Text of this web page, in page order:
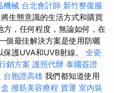
機械 台北會計師 新竹整復服
生態意識的生活方式和購買
，任何程度，無論如何，在
個最佳解決方案是使用防曬
護UVA和UVB射線。 全瓷
銷方案 護照代辦 泰國簽證
台胞證高雄 我們都知道使用
撥筋美容療程 貨運 室內裝